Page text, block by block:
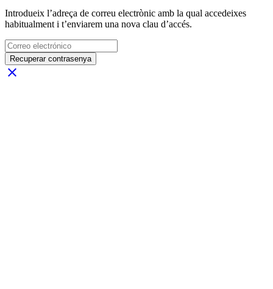
Introdueix l’adreça de correu electrònic amb la qual accedeixes
habitualment i t’enviarem una nova clau d’accés.
Recuperar contrasenya
close